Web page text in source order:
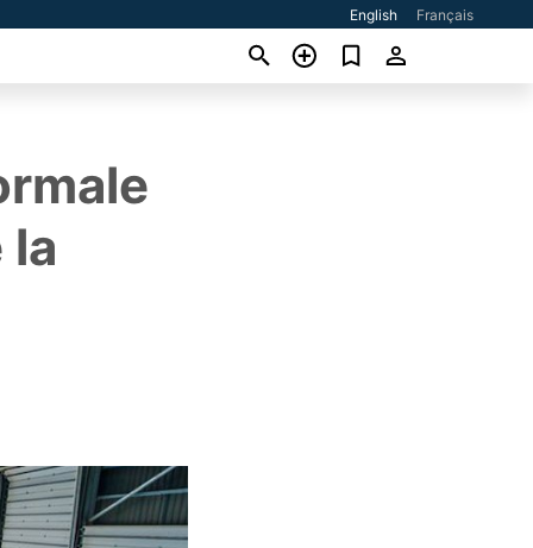
English Français
la